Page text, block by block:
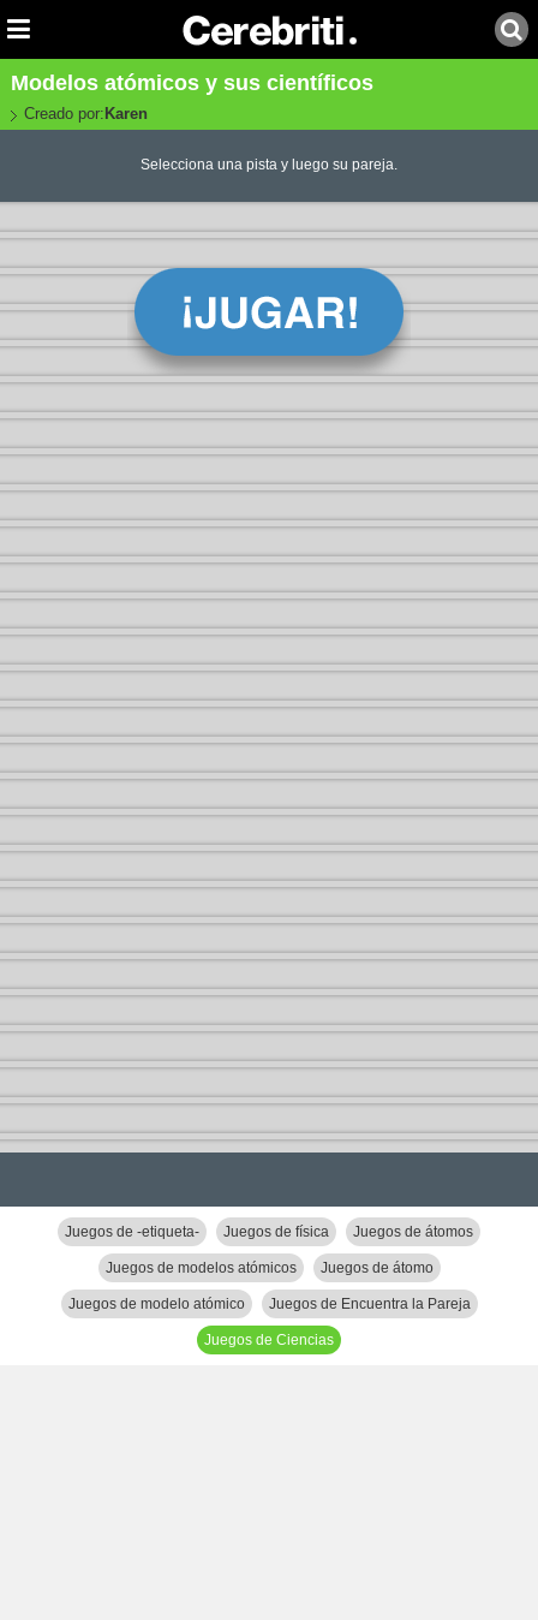
Modelos atómicos y sus científicos
Creado por: Karen
Selecciona una pista y luego su pareja.
Juegos de -etiqueta- Juegos de física Juegos de átomos
Juegos de modelos atómicos Juegos de átomo
Juegos de modelo atómico Juegos de Encuentra la Pareja
Juegos de Ciencias